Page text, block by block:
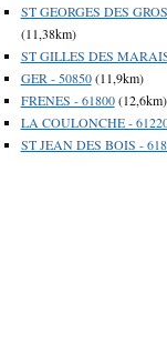
ST GEORGES DES
(11,38km)
ST GILLES DES
GER - 50850(11,9km)
FRENES - 61800(12,6km)
LA COULONCHE -
ST JEAN DES BOIS -